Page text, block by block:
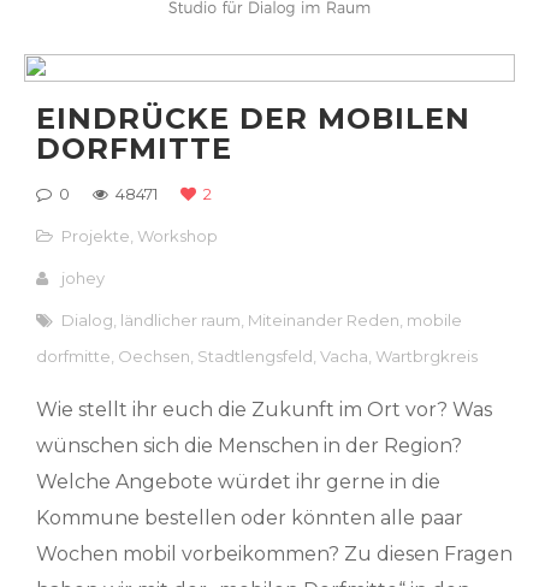
EINDRÜCKE DER MOBILEN
DORFMITTE
0 48471 2
Projekte ,Workshop
johey
Dialog ländlicher raum Miteinander Reden mobile
dorfmitte Oechsen Stadtlengsfeld ,Vacha ,Wartbrgkreis
Wie stellt ihr euch die Zukunft im Ort vor? Was
wünschen sich die Menschen in der Region?
Welche Angebote würdet ihr gerne in die
Kommune bestellen oder könnten alle paar
Wochen mobil vorbeikommen? Zu diesen Fragen